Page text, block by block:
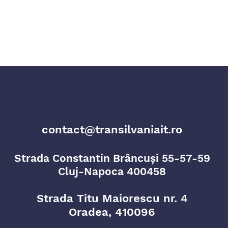
care urmează alfabetizării
ce
Strada Constantin Brâncuși 55-57-59
Cluj-Napoca 400458
contact@transilvaniait.ro
Strada Titu Maiorescu nr. 4
Oradea, 410096